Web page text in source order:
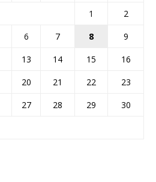
1
2
6 7 8
9
13 14 15
16
20 21 22
23
27 28 29
30